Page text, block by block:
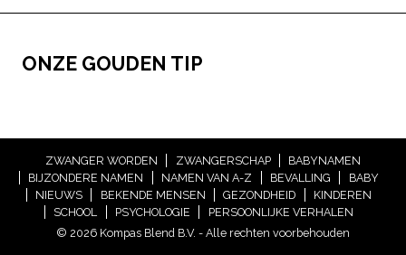
ONZE GOUDEN TIP
ZWANGER WORDEN ZWANGERSCHAP
BABYNAMEN
BIJZONDERE NAMEN
NAMEN VAN A-Z BEVALLING
BABY
NIEUWS
BEKENDE MENSEN GEZONDHEID
KINDEREN
SCHOOL
PSYCHOLOGIE
PERSOONLIJKE VERHALEN
© 2026 Kompas Blend B.V. - Alle rechten voorbehouden